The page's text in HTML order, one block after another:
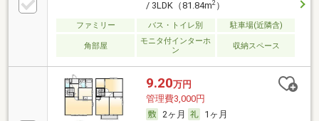
/ 3LDK（81.84m2）
ファミリー バス・トイレ別 駐車場(近隣含)
角部屋
モニタ付インターホ
ン
収納スペース
9.20万円
管理費3,000円
2ヶ月
1ヶ月